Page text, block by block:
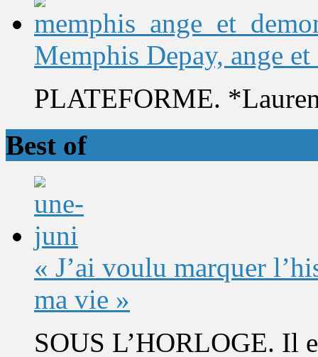
Memphis Depay, ange et
PLATEFORME.
Best of
« J’ai voulu marquer
ma vie »
SOUS L’HORLOGE. Il